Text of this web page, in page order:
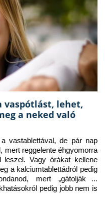
vaspótlást, lehet,
a neked való
vastablettával, de pár nap
mert reggelente éhgyomorra
leszel. Vagy órákat kellene
a kalciumtablettádról pedig
mert „gátolják a
pedig jobb nem is